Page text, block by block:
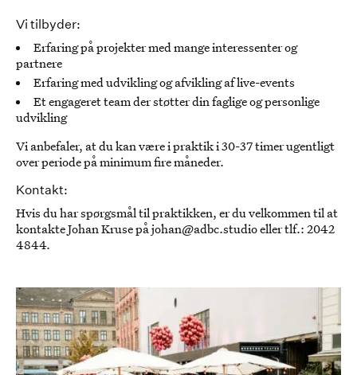
Vi tilbyder:
Erfaring på projekter med mange interessenter og
partnere
Erfaring med udvikling og afvikling af live-events
Et engageret team der støtter din faglige og personlige
udvikling
Vi anbefaler, at du kan være i praktik i 30-37 timer ugentligt
over periode på minimum fire måneder.
Kontakt:
Hvis du har spørgsmål til praktikken, er du velkommen til at
kontakte Johan Kruse på johan@adbc.studio eller tlf.: 2042
4844.